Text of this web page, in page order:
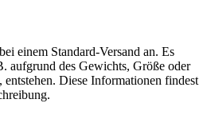
einem Standard-Versand an. Es
aufgrund des Gewichts, Größe oder
entstehen. Diese Informationen findest